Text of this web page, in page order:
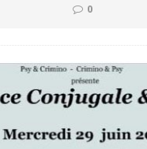
0